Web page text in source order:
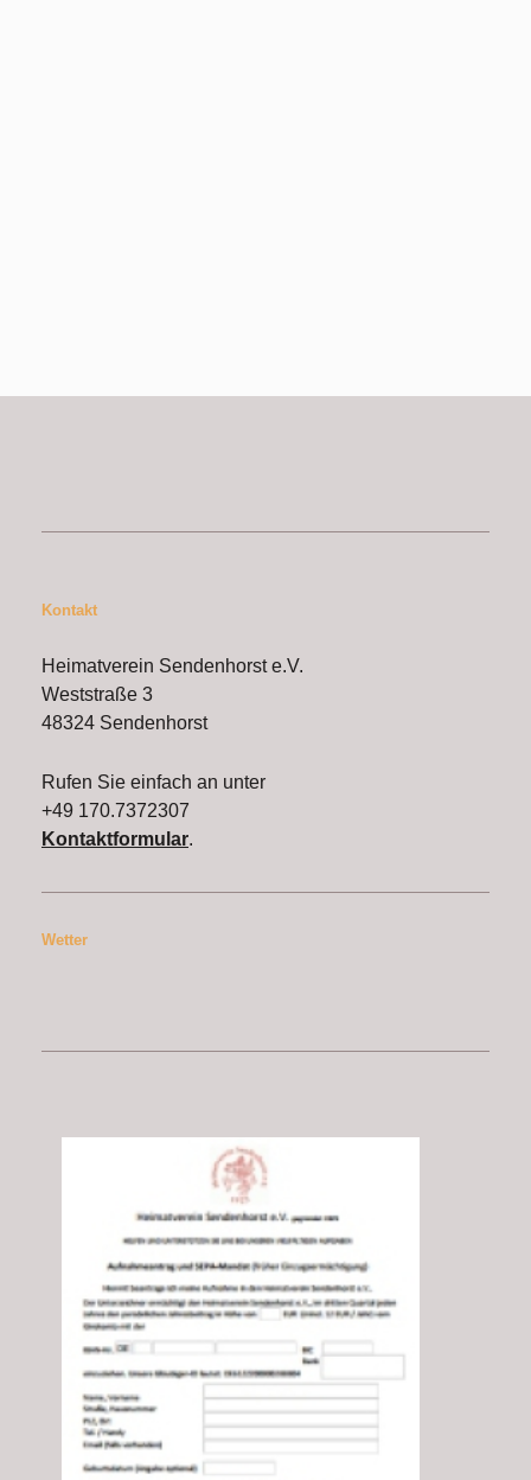
Kontakt
Heimatverein Sendenhorst e.V.
Weststraße 3
48324 Sendenhorst
Rufen Sie einfach an unter
+49 170.7372307
Kontaktformular.
Wetter